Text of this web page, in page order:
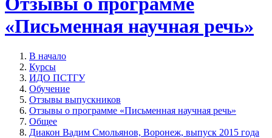
«Письменная научная речь»
В начало
Курсы
ИДО ПСТГУ
Обучение
Отзывы выпускников
Отзывы о программе «Письменная научная речь»
Общее
Диакон Вадим Смольянов, Воронеж, выпуск 2015 года